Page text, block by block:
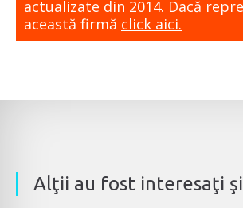
actualizate din 2014. Dacă
această firmă click aici.
Alţii au fost interesaţi